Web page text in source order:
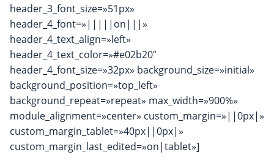
header_3_font_size=»51px»
header_4_font=»|||||on|||»
header_4_text_align=»left»
header_4_text_color=»#e02b20″
header_4_font_size=»32px» background_size=»initial»
background_position=»top_left»
background_repeat=»repeat» max_width=»900%»
module_alignment=»center» custom_margin=»||0px|»
custom_margin_tablet=»40px||0px|»
custom_margin_last_edited=»on|tablet»]